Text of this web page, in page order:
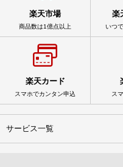
楽天市場
商品数は1億点以上
楽
いつ
楽天カード
スマホでカンタン申込 ス
サービス一覧